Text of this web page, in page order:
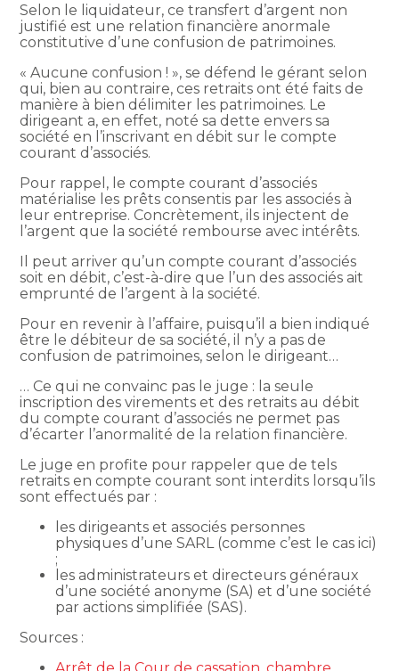
Selon le liquidateur, ce transfert d’argent non
justifié est une relation financière anormale
constitutive d’une confusion de patrimoines.
« Aucune confusion ! », se défend le gérant selon
qui, bien au contraire, ces retraits ont été faits de
manière à bien délimiter les patrimoines. Le
dirigeant a, en effet, noté sa dette envers sa
société en l’inscrivant en débit sur le compte
courant d’associés.
Pour rappel, le compte courant d’associés
matérialise les prêts consentis par les associés à
leur entreprise. Concrètement, ils injectent de
l’argent que la société rembourse avec intérêts.
Il peut arriver qu’un compte courant d’associés
soit en débit, c’est-à-dire que l’un des associés ait
emprunté de l’argent à la société.
Pour en revenir à l’affaire, puisqu’il a bien indiqué
être le débiteur de sa société, il n’y a pas de
confusion de patrimoines, selon le dirigeant…
… Ce qui ne convainc pas le juge : la seule
inscription des virements et des retraits au débit
du compte courant d’associés ne permet pas
d’écarter l’anormalité de la relation financière.
Le juge en profite pour rappeler que de tels
retraits en compte courant sont interdits lorsqu’ils
sont effectués par :
les dirigeants et associés personnes
physiques d’une SARL (comme c’est le cas ici)
;
les administrateurs et directeurs généraux
d’une société anonyme (SA) et d’une société
par actions simplifiée (SAS).
Sources :
Arrêt de la Cour de cassation, chambre